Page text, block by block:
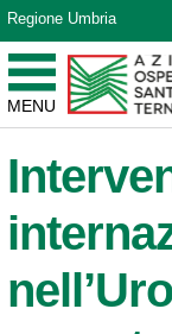
Vai ai contenuti
Vai al menu
Vai al footer
Regione Umbria
MENU
Azienda
Sito Istituzionale